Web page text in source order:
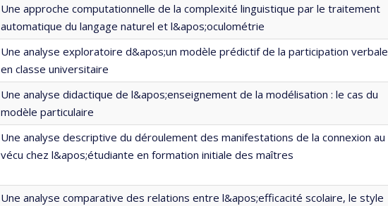
Une approche computationnelle de la complexité linguistique par le traitement
automatique du langage naturel et l&apos;oculométrie
Une analyse exploratoire d&apos;un modèle prédictif de la participation verbale
en classe universitaire
Une analyse didactique de l&apos;enseignement de la modélisation : le cas du
modèle particulaire
Une analyse descriptive du déroulement des manifestations de la connexion au
vécu chez l&apos;étudiante en formation initiale des maîtres
Une analyse comparative des relations entre l&apos;efficacité scolaire, le style